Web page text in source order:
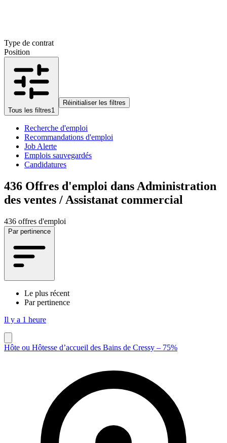
Type de contrat
Position
Tous les filtres1
Réinitialiser les filtres
Recherche d'emploi
Recommandations d'emploi
Job Alerte
Emplois sauvegardés
Candidatures
436 Offres d'emploi dans Administration
des ventes / Assistanat commercial
436 offres d'emploi
Par pertinence
Le plus récent
Par pertinence
Il y a 1 heure
Hôte ou Hôtesse d’accueil des Bains de Cressy – 75%